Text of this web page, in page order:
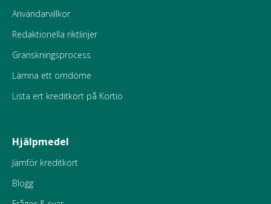
Användarvillkor
Redaktionella riktlinjer
Granskningsprocess
Lämna ett omdöme
Lista ert kreditkort på Kortio
Hjälpmedel
Jämför kreditkort
Blogg